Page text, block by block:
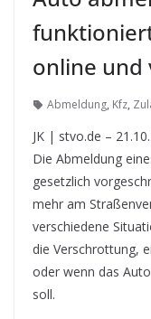
online und
Abmeldung, Kfz,
JK | stvo.de –
Die Abmeldung
gesetzlich
mehr am
verschiedene
die Verschrottung,
oder wenn das
soll.